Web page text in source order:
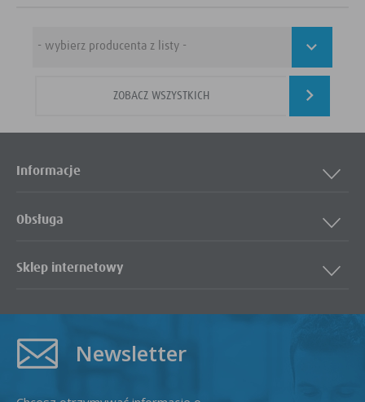
ZOBACZ WSZYSTKICH
Informacje
Obsługa
Sklep internetowy
Newsletter